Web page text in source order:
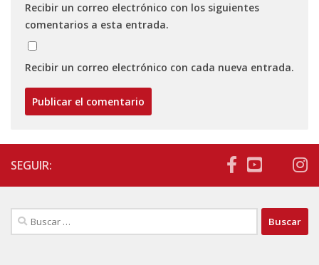
Recibir un correo electrónico con los siguientes
comentarios a esta entrada.
Recibir un correo electrónico con cada nueva entrada.
SEGUIR:
Buscar: